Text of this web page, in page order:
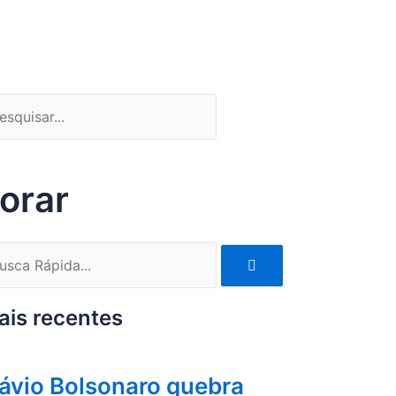
Pesquisar
recentes
Bolsonaro quebra